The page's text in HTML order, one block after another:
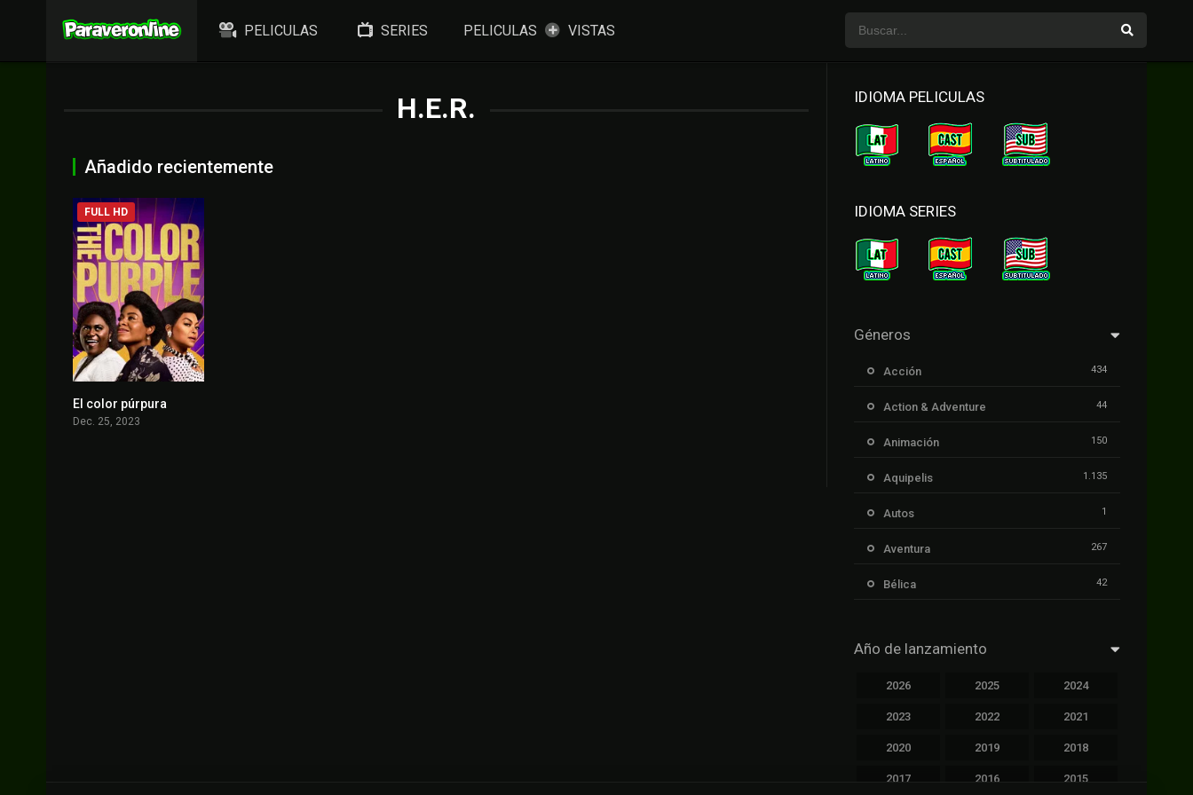
PELICULAS SERIES PELICULAS VISTAS
H.E.R.
Añadido recientemente
FULL HD
El color púrpura
Dec. 25, 2023
IDIOMA PELICULAS
IDIOMA SERIES
Géneros
Acción 434
Action & Adventure 44
Animación 150
Aquipelis 1.135
Autos 1
Aventura 267
Bélica 42
Cinecalidad
Cinetux 1.139
Año de lanzamiento
2026 2025 2024
2023 2022 2021
2020 2019 2018
2017 2016 2015